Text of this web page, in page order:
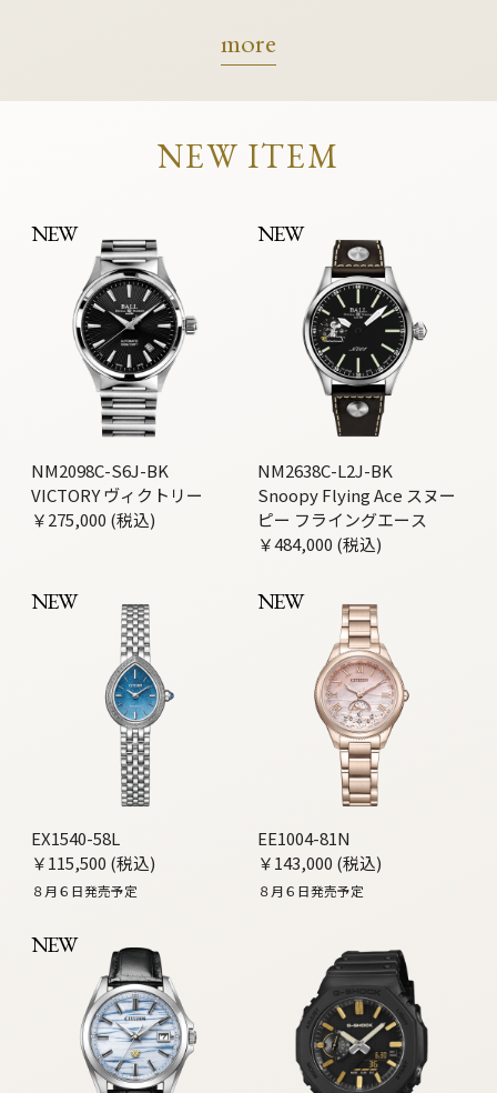
more
NEW ITEM
NEW
NM2098C-S6J-BK
VICTORY ヴィクトリー
￥275,000 (税込)
NEW
NM2638C-L2J-BK
Snoopy Flying Ace スヌー
ピー フライングエース
￥484,000 (税込)
NEW
EX1540-58L
￥115,500 (税込)
８月６日発売予定
NEW
EE1004-81N
￥143,000 (税込)
８月６日発売予定
NEW